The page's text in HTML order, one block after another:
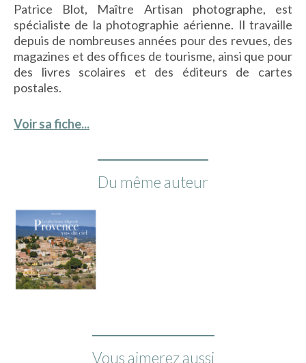
Patrice Blot, Maître Artisan photographe, est
spécialiste de la photographie aérienne. Il travaille
depuis de nombreuses années pour des revues, des
magazines et des offices de tourisme, ainsi que pour
des livres scolaires et des éditeurs de cartes
postales.
Voir sa fiche...
Du même auteur
Vous aimerez aussi